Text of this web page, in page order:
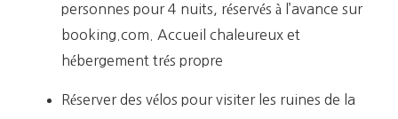
personnes pour 4 nuits, réservés à l’avance sur
booking.com. Accueil chaleureux et
hébergement trés propre
Réserver des vélos pour visiter les ruines de la